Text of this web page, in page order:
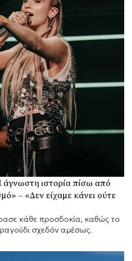
άγνωστη ιστορία πίσω από
– «Δεν είχαμε κάνει ούτε
κάθε προσδοκία, καθώς το
σχεδόν αμέσως.